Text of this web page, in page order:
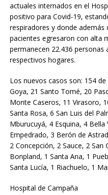
actuales internados en el
positivo para Covid-19,
respiradores y donde
pacientes egresaron con alta
permanecen 22.436 personas
respectivos hogares.
Los nuevos casos son: 154
Goya, 21 Santo Tomé, 20
Monte Caseros, 11 Virasoro,
Santa Rosa, 6 San Luis del
Mburucuyá, 4 Esquina, 4 Bella
Empedrado, 3 Berón de
2 Concepción, 2 Sauce, 2 San
Bonpland, 1 Santa Ana, 1
Santa Lucía, 1 Riachuelo, 1
Hospital de Campaña